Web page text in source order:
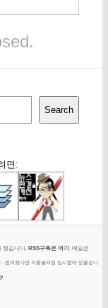
Search
면:
챙깁니다. RSS구독은 여기 . 메일은
없어졌다면 자동필터링 임시함에 있을겁니